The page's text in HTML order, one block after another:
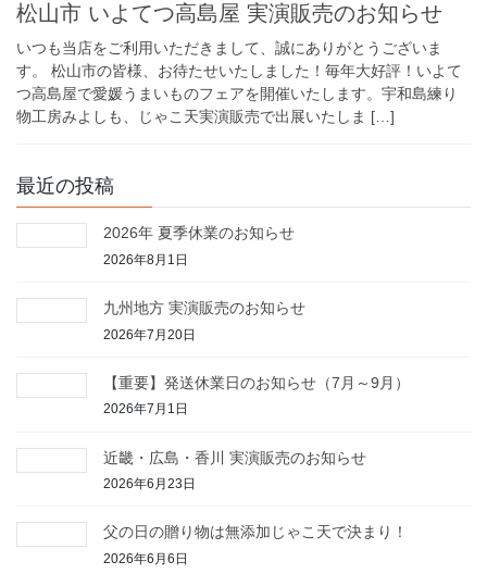
松山市 いよてつ高島屋 実演販売のお知らせ
いつも当店をご利用いただきまして、誠にありがとうございま
す。 松山市の皆様、お待たせいたしました！毎年大好評！いよて
つ高島屋で愛媛うまいものフェアを開催いたします。宇和島練り
物工房みよしも、じゃこ天実演販売で出展いたしま […]
最近の投稿
2026年 夏季休業のお知らせ
2026年8月1日
九州地方 実演販売のお知らせ
2026年7月20日
【重要】発送休業日のお知らせ（7月～9月）
2026年7月1日
近畿・広島・香川 実演販売のお知らせ
2026年6月23日
父の日の贈り物は無添加じゃこ天で決まり！
2026年6月6日